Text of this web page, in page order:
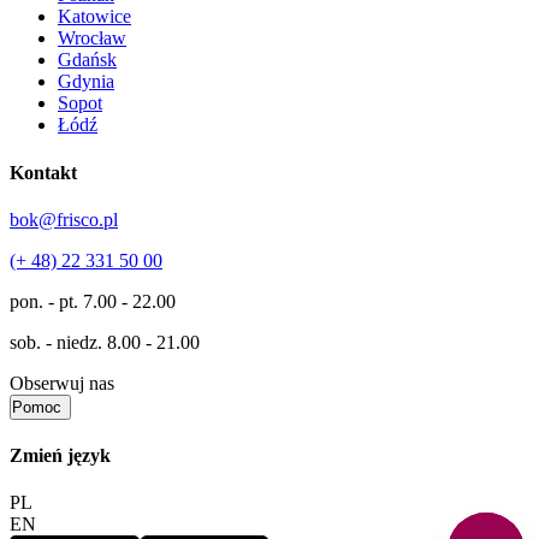
Katowice
Wrocław
Gdańsk
Gdynia
Sopot
Łódź
Kontakt
bok@frisco.pl
(+ 48) 22 331 50 00
pon. - pt. 7.00 - 22.00
sob. - niedz. 8.00 - 21.00
Obserwuj nas
Pomoc
Zmień język
PL
EN